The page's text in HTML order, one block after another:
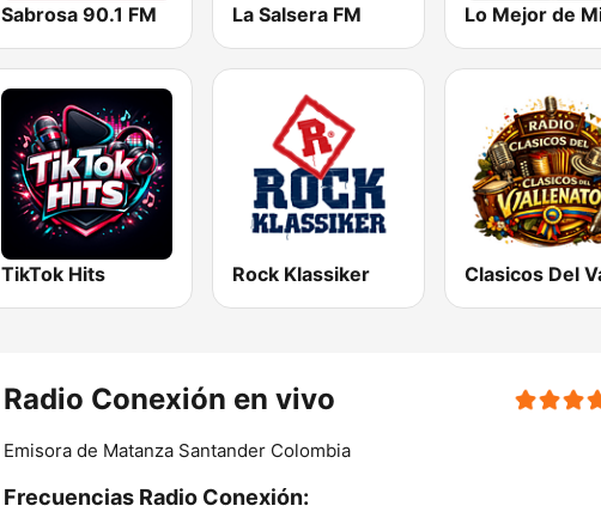
Sabrosa 90.1 FM La Salsera FM
TikTok Hits Rock Klassiker
Radio Conexión en vivo
Emisora de Matanza Santander Colombia
Frecuencias Radio Conexión: